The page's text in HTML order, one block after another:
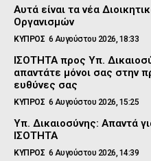
Αυτά είναι τα νέα
Οργανισμών
ΚΥΠΡΟΣ 6 Αυγούστου 2026, 18:33
ΙΣΟΤΗΤΑ προς Υπ.
απαντάτε μόνοι σας στην
ευθύνες σας
ΚΥΠΡΟΣ 6 Αυγούστου 2026, 15:25
Υπ. Δικαιοσύνης: Απαντά
ΙΣΟΤΗΤΑ
ΚΥΠΡΟΣ 6 Αυγούστου 2026, 14:39